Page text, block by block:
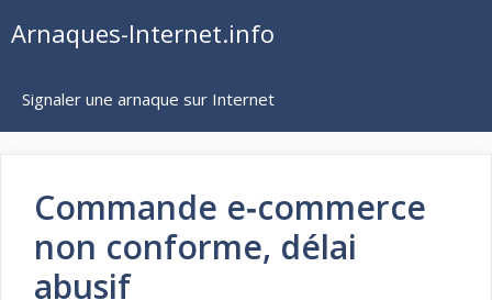
auArnaques-Internet.info
Signaler une arnaque sur Internet
Commande e‑commerce
non conforme, délai
abusif